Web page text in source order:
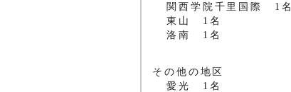
関西学院千里国際 1名
東山 1名
洛南 1名
その他の地区
愛光 1名